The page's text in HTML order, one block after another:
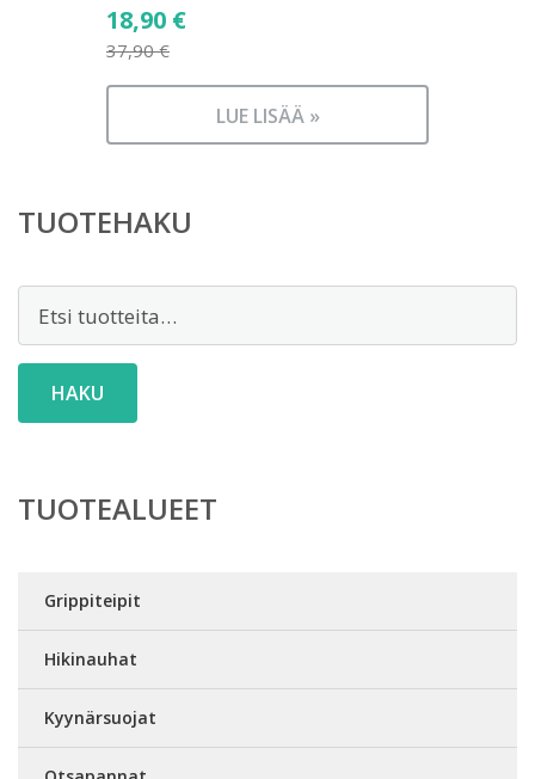
37,90€
Alkuperäinen
hinta
oli:
18,90 €
Nykyinen
on:
LUE LISÄÄ »
TUOTEHAKU
HAKU
TUOTEALUEET
Grippiteipit
Hikinauhat
Kyynärsuojat